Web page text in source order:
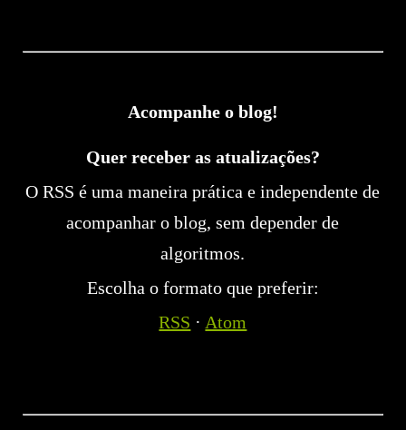
Acompanhe o blog!
Quer receber as atualizações?
O RSS é uma maneira prática e independente de
acompanhar o blog, sem depender de
algoritmos.
Escolha o formato que preferir:
RSS · Atom